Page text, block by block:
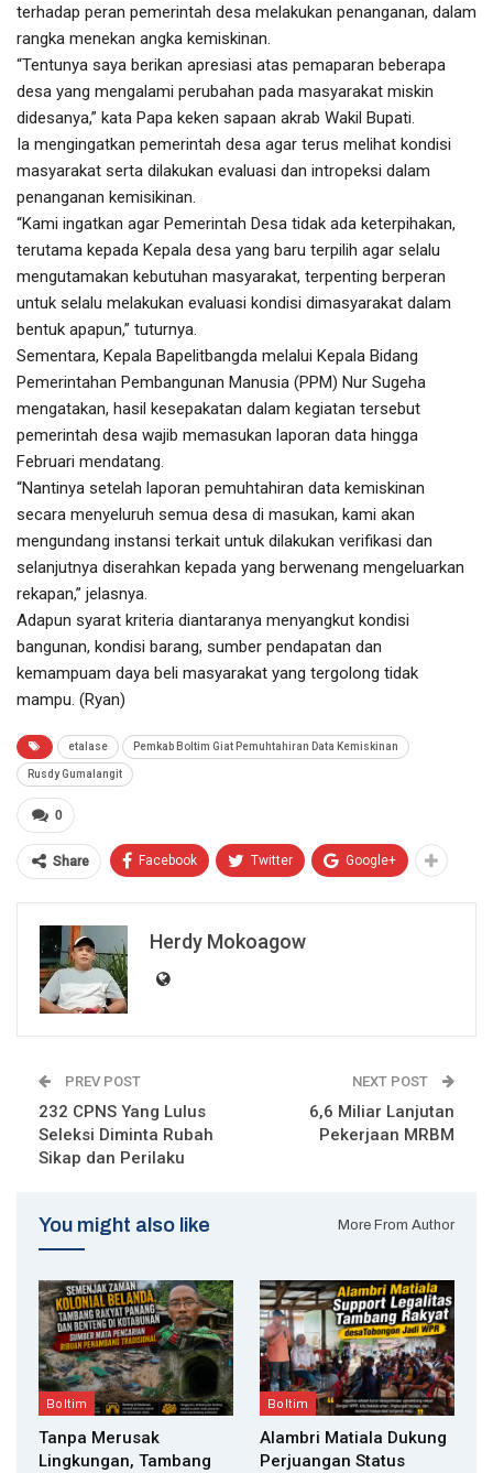
terhadap peran pemerintah desa melakukan penanganan, dalam
rangka menekan angka kemiskinan.
“Tentunya saya berikan apresiasi atas pemaparan beberapa
desa yang mengalami perubahan pada masyarakat miskin
didesanya,” kata Papa keken sapaan akrab Wakil Bupati.
Ia mengingatkan pemerintah desa agar terus melihat kondisi
masyarakat serta dilakukan evaluasi dan intropeksi dalam
penanganan kemisikinan.
“Kami ingatkan agar Pemerintah Desa tidak ada keterpihakan,
terutama kepada Kepala desa yang baru terpilih agar selalu
mengutamakan kebutuhan masyarakat, terpenting berperan
untuk selalu melakukan evaluasi kondisi dimasyarakat dalam
bentuk apapun,” tuturnya.
Sementara, Kepala Bapelitbangda melalui Kepala Bidang
Pemerintahan Pembangunan Manusia (PPM) Nur Sugeha
mengatakan, hasil kesepakatan dalam kegiatan tersebut
pemerintah desa wajib memasukan laporan data hingga
Februari mendatang.
“Nantinya setelah laporan pemuhtahiran data kemiskinan
secara menyeluruh semua desa di masukan, kami akan
mengundang instansi terkait untuk dilakukan verifikasi dan
selanjutnya diserahkan kepada yang berwenang mengeluarkan
rekapan,” jelasnya.
Adapun syarat kriteria diantaranya menyangkut kondisi
bangunan, kondisi barang, sumber pendapatan dan
kemampuam daya beli masyarakat yang tergolong tidak
mampu. (Ryan)
etalase Pemkab Boltim Giat Pemuhtahiran Data Kemiskinan
Rusdy Gumalangit
0
Share Facebook Twitter Google+
Herdy Mokoagow
PREV POST
232 CPNS Yang Lulus
Seleksi Diminta Rubah
Sikap dan Perilaku
NEXT POST
6,6 Miliar Lanjutan
Pekerjaan MRBM
You might also like More From Author
Boltim
Tanpa Merusak
Lingkungan, Tambang
Boltim
Alambri Matiala Dukung
Perjuangan Status